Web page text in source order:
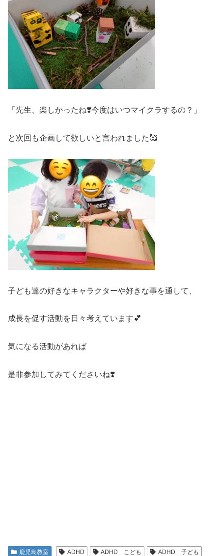
「先生、楽しかったね❣️今度はいつマイクラするの？」
と次回も企画して欲しいと言われました🥰
子ども達の好きなキャラクターや好きな事を通して、
成長を促す活動を日々考えています💕
気になる活動があれば
是非参加してみてくださいね❣️
鹿児島教室 ADHD ADHD こども
ADHD 子ども